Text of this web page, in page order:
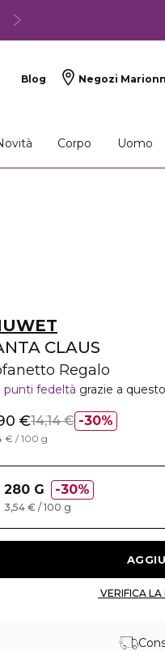
Blog Negozi
Corpo Uomo
CLAUS
Regalo
punti fedeltà grazie a
30%
€14,14 €
€ / 100 g
280 G 30%
3,54 € / 100 g